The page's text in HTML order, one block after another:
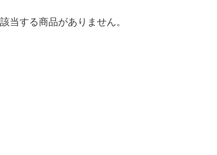
該当する商品がありません。